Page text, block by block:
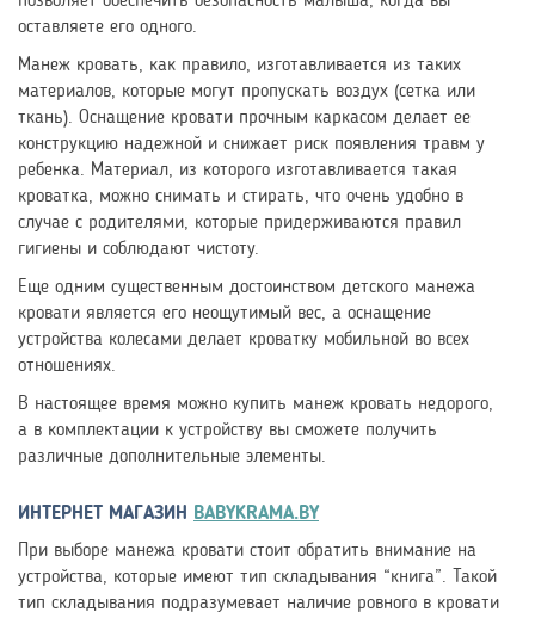
оставляете его одного.
Манеж кровать, как правило, изготавливается из таких
материалов, которые могут пропускать воздух (сетка или
ткань). Оснащение кровати прочным каркасом делает ее
конструкцию надежной и снижает риск появления травм у
ребенка. Материал, из которого изготавливается такая
кроватка, можно снимать и стирать, что очень удобно в
случае с родителями, которые придерживаются правил
гигиены и соблюдают чистоту.
Еще одним существенным достоинством детского манежа
кровати является его неощутимый вес, а оснащение
устройства колесами делает кроватку мобильной во всех
отношениях.
В настоящее время можно купить манеж кровать недорого,
а в комплектации к устройству вы сможете получить
различные дополнительные элементы.
ИНТЕРНЕТ МАГАЗИН BABYKRAMA.BY
При выборе манежа кровати стоит обратить внимание на
устройства, которые имеют тип складывания “книга”. Такой
тип складывания подразумевает наличие ровного в кровати